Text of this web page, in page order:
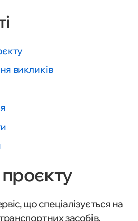
викликів
що спеціалізується на
засобів,